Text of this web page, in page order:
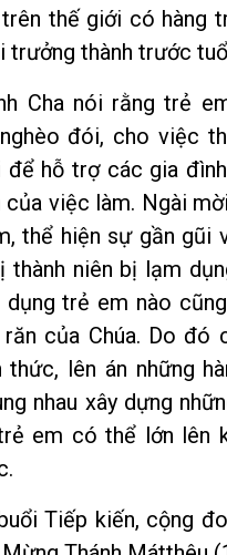
trên thế giới có hàng
trưởng thành trước
Cha nói rằng trẻ
đói, cho việc
để hỗ trợ các gia
của việc làm. Ngài
thể hiện sự gần gũi
thành niên bị lạm
trẻ em nào
của Chúa. Do đó
thức, lên án những
nhau xây dựng
em có thể lớn lên
Tiếp kiến, cộng